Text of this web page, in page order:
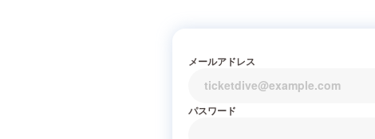
メールアドレス
パスワード